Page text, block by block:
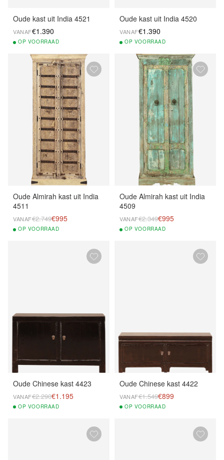
Oude kast uit India 4521
VANAF€1.390
OP VOORRAAD
Oude kast uit India 4520
VANAF€1.390
OP VOORRAAD
Oude Almirah kast uit India
4511
VANAF€2.749€995
OP VOORRAAD
Oude Almirah kast uit India
4509
VANAF€2.349€995
OP VOORRAAD
Oude Chinese kast 4423
VANAF€2.290€1.195
OP VOORRAAD
Oude Chinese kast 4422
VANAF€1.549€899
OP VOORRAAD